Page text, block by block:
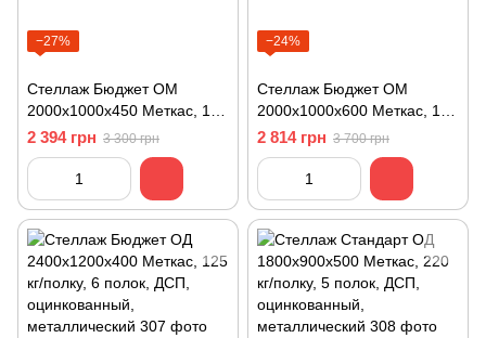
−27%
Стеллаж Бюджет ОМ
2000х1000х450 Меткас, 150
кг/полку, 5 полок, МДФ,
оцинкованный,
металлический
2 394 грн 3 300 грн
−24%
Стеллаж Бюджет ОМ
2000х1000х600 Меткас, 150
кг/полку, 5 полок, МДФ,
оцинкованный,
металлический
2 814 грн 3 700 грн